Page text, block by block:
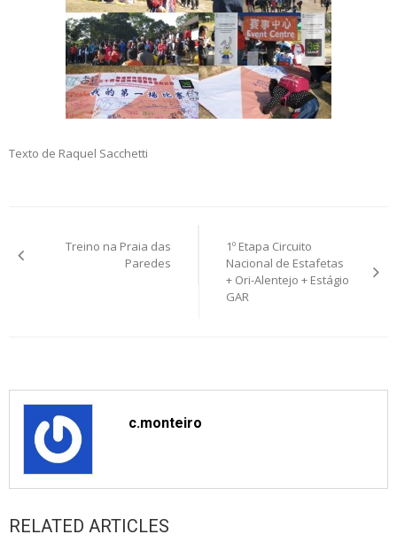
Texto de Raquel Sacchetti
navigation
Treino na Praia das
Paredes
1º Etapa Circuito
Nacional de Estafetas
+ Ori-Alentejo + Estágio
GAR
c.monteiro
RELATED ARTICLES